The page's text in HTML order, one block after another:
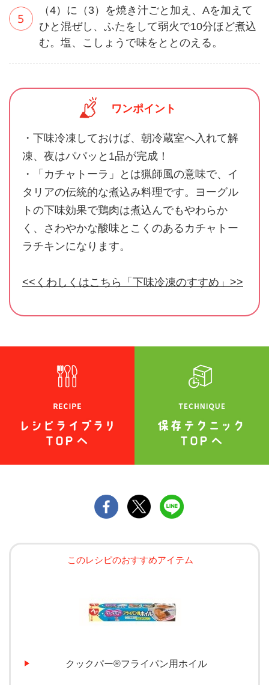
（4）に（3）を焼き汁ごと加え、Aを加えて
ひと混ぜし、ふたをして弱火で10分ほど煮込
む。塩、こしょうで味をととのえる。
ワンポイント
・下味冷凍しておけば、朝冷蔵室へ入れて解
凍、夜はパパッと1品が完成！
・「カチャトーラ」とは猟師風の意味で、イ
タリアの伝統的な煮込み料理です。ヨーグル
トの下味効果で鶏肉は煮込んでもやわらか
く、さわやかな酸味とこくのあるカチャトー
ラチキンになります。
<<くわしくはこちら「下味冷凍のすすめ」>>
このレシピのおすすめアイテム
クックパー®フライパン用ホイル